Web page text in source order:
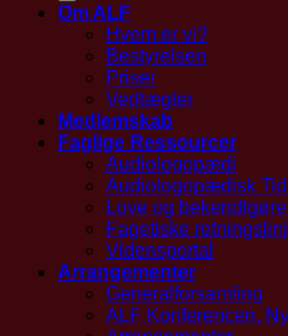
Om ALF
Hvem er vi?
Bestyrelsen
Priser
Vedtægter
Medlemskab
Faglige Ressourcer
Audiologopædi
Audiologopædisk
Love og
Fagetiske
Vidensportal
Arrangementer
Generalforsamling
ALF Konferencen,